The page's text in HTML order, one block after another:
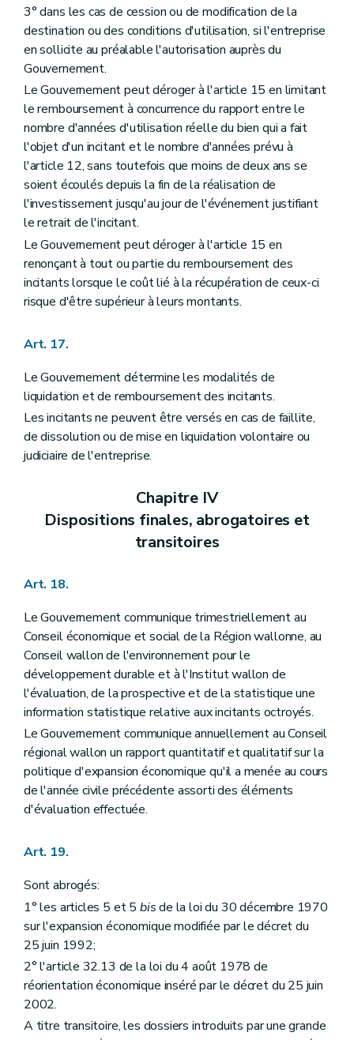
3° dans les cas de cession ou de modification de la
destination ou des conditions d'utilisation, si l'entreprise
en sollicite au préalable l'autorisation auprès du
Gouvernement.
Le Gouvernement peut déroger à l'article 15 en limitant
le remboursement à concurrence du rapport entre le
nombre d'années d'utilisation réelle du bien qui a fait
l'objet d'un incitant et le nombre d'années prévu à
l'article 12, sans toutefois que moins de deux ans se
soient écoulés depuis la fin de la réalisation de
l'investissement jusqu'au jour de l'événement justifiant
le retrait de l'incitant.
Le Gouvernement peut déroger à l'article 15 en
renonçant à tout ou partie du remboursement des
incitants lorsque le coût lié à la récupération de ceux-ci
risque d'être supérieur à leurs montants.
Art. 17.
Le Gouvernement détermine les modalités de
liquidation et de remboursement des incitants.
Les incitants ne peuvent être versés en cas de faillite,
de dissolution ou de mise en liquidation volontaire ou
judiciaire de l'entreprise.
Chapitre IV
Dispositions finales, abrogatoires et
transitoires
Art. 18.
Le Gouvernement communique trimestriellement au
Conseil économique et social de la Région wallonne, au
Conseil wallon de l'environnement pour le
développement durable et à l'Institut wallon de
l'évaluation, de la prospective et de la statistique une
information statistique relative aux incitants octroyés.
Le Gouvernement communique annuellement au Conseil
régional wallon un rapport quantitatif et qualitatif sur la
politique d'expansion économique qu'il a menée au cours
de l'année civile précédente assorti des éléments
d'évaluation effectuée.
Art. 19.
Sont abrogés:
1° les articles 5 et 5 bisde la loi du 30 décembre 1970
sur l'expansion économique modifiée par le décret du
25 juin 1992;
2° l'article 32.13 de la loi du 4 août 1978 de
réorientation économique inséré par le décret du 25 juin
2002.
A titre transitoire, les dossiers introduits par une grande